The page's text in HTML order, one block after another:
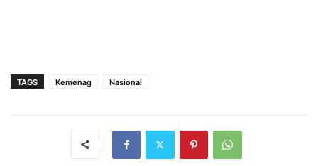
TAGS Kemenag Nasional